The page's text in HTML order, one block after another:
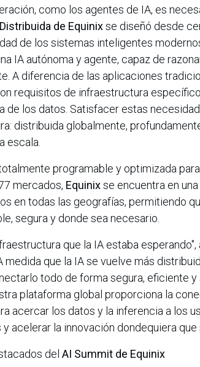
como los agentes de IA, es
de Equinixse diseñó desde
de los sistemas inteligentes
IA autónoma y agente, capaz de
A diferencia de las aplicaciones
requisitos de infraestructura
de los datos. Satisfacer estas
distribuida globalmente,
escala.
programable y optimizada
mercados, Equinixse encuentra en
en todas las geografías, permitiendo
segura y donde sea necesario.
que la IA estaba esperando",
medida que la IA se vuelve más
todo de forma segura, eficiente y
plataforma global proporciona la
acercar los datos y la inferencia a los
acelerar la innovación dondequiera que
del AI Summit de Equinix